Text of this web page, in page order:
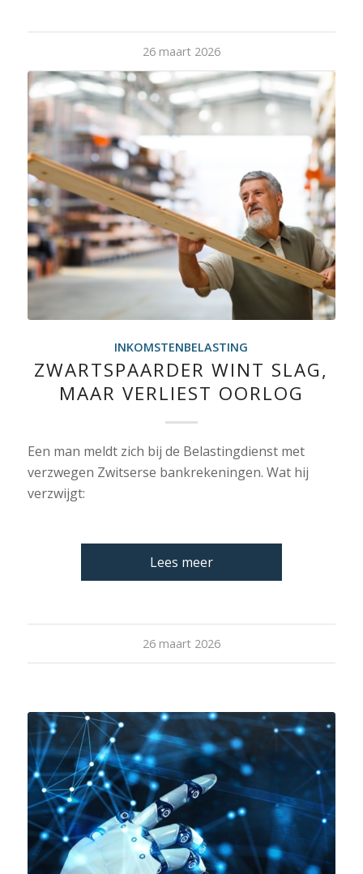
26 maart 2026
INKOMSTENBELASTING
ZWARTSPAARDER WINT SLAG,
MAAR VERLIEST OORLOG
Een man meldt zich bij de Belastingdienst met
verzwegen Zwitserse bankrekeningen. Wat hij
verzwijgt:
Lees meer
26 maart 2026